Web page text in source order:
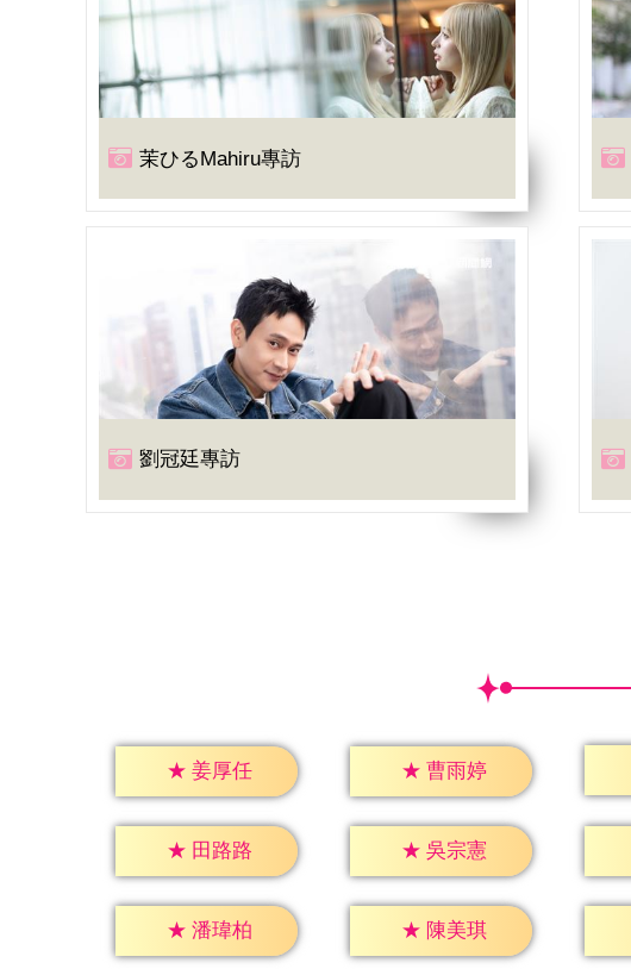
茉ひるMahiru專訪
劉冠廷專訪
★ 姜厚任 ★ 曹雨婷
★ 田路路 ★ 吳宗憲
★ 潘瑋柏 ★ 陳美琪